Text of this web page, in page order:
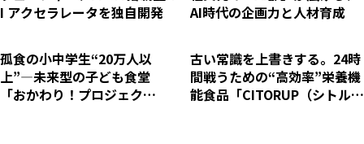
ス活 for Business」提供開始
I アクセラレータを独自開発
AI時代の企画力と人材育成
孤食の小中学生“20万人以
上”―未来型の子ども食堂
「おかわり！プロジェク
古い常識を上書きする。24時
間戦うための“高効率”栄養機
能食品「CITORUP（シトルー